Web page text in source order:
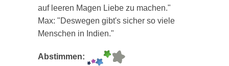
auf leeren Magen Liebe zu machen."
Max: "Deswegen gibt's sicher so viele
Menschen in Indien."
Abstimmen: